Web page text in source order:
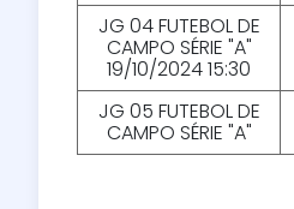
JG 04 FUTEBOL DE
CAMPO SÉRIE "A"
19/10/2024 15:30
JG 05 FUTEBOL DE
CAMPO SÉRIE "A"